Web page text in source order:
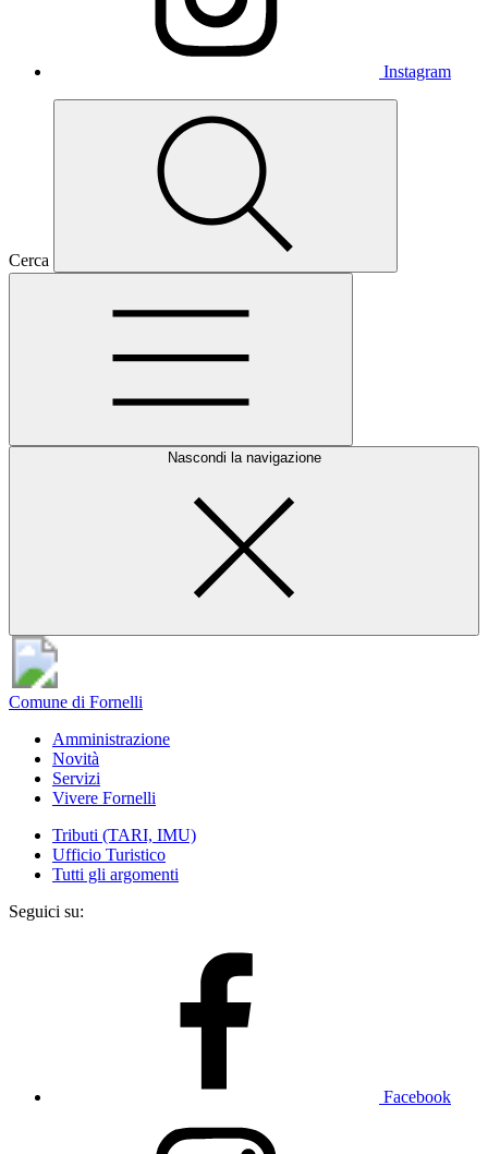
Instagram
Cerca
Nascondi la navigazione
Comune di Fornelli
Amministrazione
Novità
Servizi
Vivere Fornelli
Tributi (TARI, IMU)
Ufficio Turistico
Tutti gli argomenti
Seguici su:
Facebook